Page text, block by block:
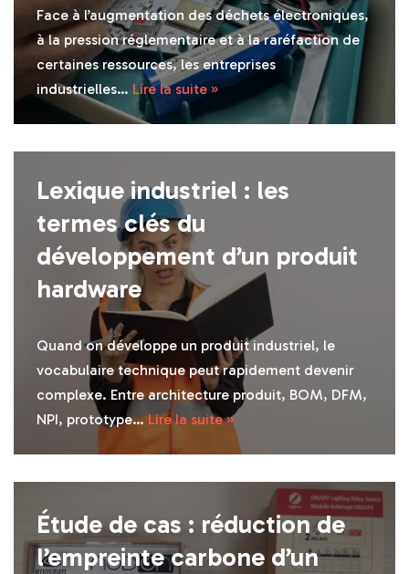
Face à l’augmentation des déchets électroniques,
à la pression réglementaire et à la raréfaction de
certaines ressources, les entreprises
industrielles… Lire la suite »
Lexique industriel : les
termes clés du
développement d’un produit
hardware
Quand on développe un produit industriel, le
vocabulaire technique peut rapidement devenir
complexe. Entre architecture produit, BOM, DFM,
NPI, prototype…Lire la suite »
Étude de cas : réduction de
l’empreinte carbone d’un